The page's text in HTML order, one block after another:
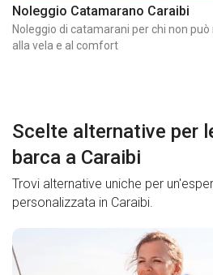
Noleggio Catamarano Caraibi
Noleggio di catamarani per chi non può
alla vela e al comfort
Scelte alternative per
barca a Caraibi
Trovi alternative uniche per
personalizzata in Caraibi.